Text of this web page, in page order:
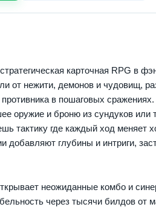
карточная RPG в
от нежити, демонов и чудовищ,
противника в пошаговых
оружие и броню из сундуков
тактику где каждый ход меняет
добавляют глубины и интриги,
неожиданные комбо и
через тысячи билдов от